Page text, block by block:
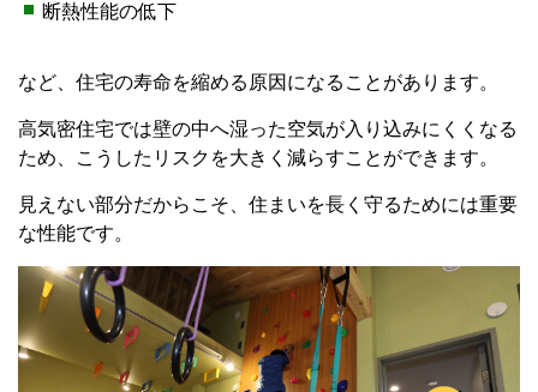
断熱性能の低下
など、住宅の寿命を縮める原因になることがあります。
高気密住宅では壁の中へ湿った空気が入り込みにくくなる
ため、こうしたリスクを大きく減らすことができます。
見えない部分だからこそ、住まいを長く守るためには重要
な性能です。